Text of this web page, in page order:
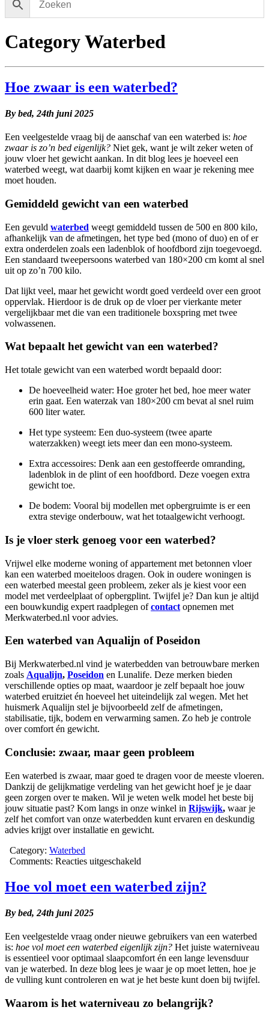
Category Waterbed
Hoe zwaar is een waterbed?
By bed, 24th juni 2025
Een veelgestelde vraag bij de aanschaf van een waterbed is: hoe
zwaar is zo’n bed eigenlijk? Niet gek, want je wilt zeker weten of
jouw vloer het gewicht aankan. In dit blog lees je hoeveel een
waterbed weegt, wat daarbij komt kijken en waar je rekening mee
moet houden.
Gemiddeld gewicht van een waterbed
Een gevuld waterbed weegt gemiddeld tussen de 500 en 800 kilo,
afhankelijk van de afmetingen, het type bed (mono of duo) en of er
extra onderdelen zoals een ladenblok of hoofdbord zijn toegevoegd.
Een standaard tweepersoons waterbed van 180×200 cm komt al snel
uit op zo’n 700 kilo.
Dat lijkt veel, maar het gewicht wordt goed verdeeld over een groot
oppervlak. Hierdoor is de druk op de vloer per vierkante meter
vergelijkbaar met die van een traditionele boxspring met twee
volwassenen.
Wat bepaalt het gewicht van een waterbed?
Het totale gewicht van een waterbed wordt bepaald door:
De hoeveelheid water: Hoe groter het bed, hoe meer water
erin gaat. Een waterzak van 180×200 cm bevat al snel ruim
600 liter water.
Het type systeem: Een duo-systeem (twee aparte
waterzakken) weegt iets meer dan een mono-systeem.
Extra accessoires: Denk aan een gestoffeerde omranding,
ladenblok in de plint of een hoofdbord. Deze voegen extra
gewicht toe.
De bodem: Vooral bij modellen met opbergruimte is er een
extra stevige onderbouw, wat het totaalgewicht verhoogt.
Is je vloer sterk genoeg voor een waterbed?
Vrijwel elke moderne woning of appartement met betonnen vloer
kan een waterbed moeiteloos dragen. Ook in oudere woningen is
een waterbed meestal geen probleem, zeker als je kiest voor een
model met verdeelplaat of opbergplint. Twijfel je? Dan kun je altijd
een bouwkundig expert raadplegen ofcontact opnemen met
Merkwaterbed.nl voor advies.
Een waterbed van Aqualijn of Poseidon
Bij Merkwaterbed.nl vind je waterbedden van betrouwbare merken
zoals Aqualijn, Poseidon en Lunalife. Deze merken bieden
verschillende opties op maat, waardoor je zelf bepaalt hoe jouw
waterbed eruitziet én hoeveel het uiteindelijk zal wegen. Met het
huismerk Aqualijn stel je bijvoorbeeld zelf de afmetingen,
stabilisatie, tijk, bodem en verwarming samen. Zo heb je controle
over comfort én gewicht.
Conclusie: zwaar, maar geen probleem
Een waterbed is zwaar, maar goed te dragen voor de meeste vloeren.
Dankzij de gelijkmatige verdeling van het gewicht hoef je je daar
geen zorgen over te maken. Wil je weten welk model het beste bij
jouw situatie past? Kom langs in onze winkel in Rijswijk, waar je
zelf het comfort van onze waterbedden kunt ervaren en deskundig
advies krijgt over installatie en gewicht.
Category: Waterbed
Comments: Reacties uitgeschakeld
zwaar
is
Hoe vol moet een waterbed zijn?
By bed, 24th juni 2025
Een veelgestelde vraag onder nieuwe gebruikers van een waterbed
is: hoe vol moet een waterbed eigenlijk zijn? Het juiste waterniveau
is essentieel voor optimaal slaapcomfort én een lange levensduur
van je waterbed. In deze blog lees je waar je op moet letten, hoe je
de vulling kunt controleren en wat je het beste kunt doen bij twijfel.
Waarom is het waterniveau zo belangrijk?